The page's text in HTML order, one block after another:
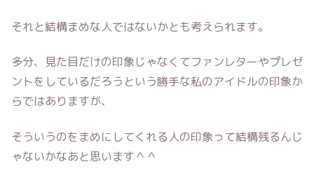
それと結構まめな人ではないかとも考えられます。
多分、見た目だけの印象じゃなくてファンレターやプレゼ
ントをしているだろうという勝手な私のアイドルの印象か
らではありますが、
そういうのをまめにしてくれる人の印象って結構残るんじ
ゃないかなあと思います＾＾